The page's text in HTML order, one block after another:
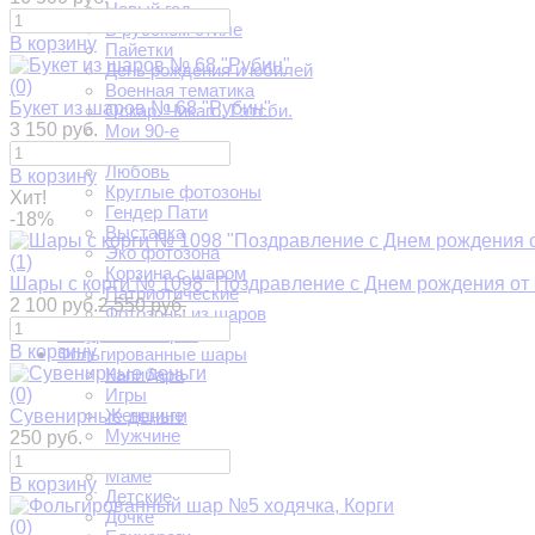
Новый год
В русском стиле
Пайетки
День рождения и юбилей
Военная тематика
Оскар. Чикаго. Гэтсби.
Мои 90-е
Любовь
Круглые фотозоны
Гендер Пати
Выставка
Эко фотозона
Корзина с шаром
Патриотические
Фотозоны из шаров
Фольгированные шары
Капибара
Игры
Женщине
Мужчине
Папе
Маме
Детские
Дочке
В корзину
(0)
Букет из шаров № 68 "Рубин"
3 150 руб.
В корзину
Хит!
-18%
(1)
Шары с корги № 1098 "Поздравление с Днем рождения от
2 100 руб.2 550 руб.
В корзину
(0)
Сувенирные деньги
250 руб.
В корзину
(0)